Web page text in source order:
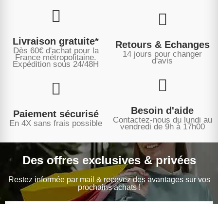
Livraison gratuite*
Dès 60€ d'achat pour la
France métropolitaine.
Expédition sous 24/48H
Retours & Echanges
14 jours pour changer
d'avis
Paiement sécurisé
En 4X sans frais possible
Besoin d'aide
Contactez-nous du lundi au
vendredi de 9h à 17h00
Des offres exclusives & privées
Restez informée par mail & recevez des avantages sur vos
prochains achats !